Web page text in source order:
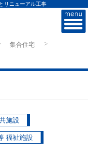
リニューアル工事
>
集合住宅
施設
福祉施設